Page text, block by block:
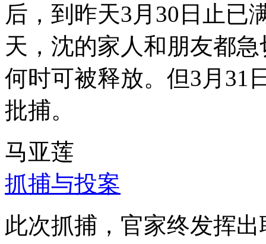
后，到昨天3月30日止已
天，沈的家人和朋友都
何时可被释放。但3月31
批捕。
马亚莲
抓捕与投案
此次抓捕，官家终发挥